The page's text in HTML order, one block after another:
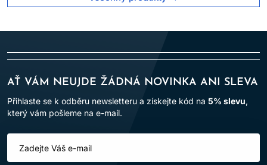
AŤ VÁM NEUJDE ŽÁDNÁ NOVINKA ANI SLEVA
Přihlaste se k odběru newsletteru a získejte kód na 5% slevu,
který vám pošleme na e-mail.